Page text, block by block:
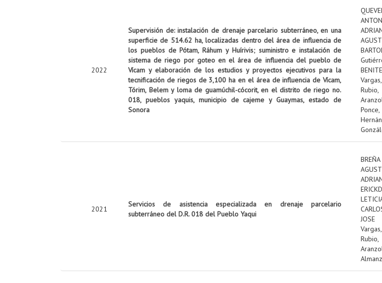
2022
Supervisión de: instalación de drenaje parcelario subterráneo, en una
superficie de 514.62 ha, localizadas dentro del área de influencia de
los pueblos de Pótam, Ráhum y Huírivis; suministro e instalación de
sistema de riego por goteo en el área de influencia del pueblo de
Vícam y elaboración de los estudios y proyectos ejecutivos para la
tecnificación de riegos de 3,100 ha en el área de influencia de Vícam,
Tórim, Belem y loma de guamúchil-cócorit, en el distrito de riego no.
018, pueblos yaquis, municipio de cajeme y Guaymas, estado de
Sonora
2021
Servicios de asistencia especializada en drenaje parcelario
subterráneo del D.R. 018 del Pueblo Yaqui
JOSE